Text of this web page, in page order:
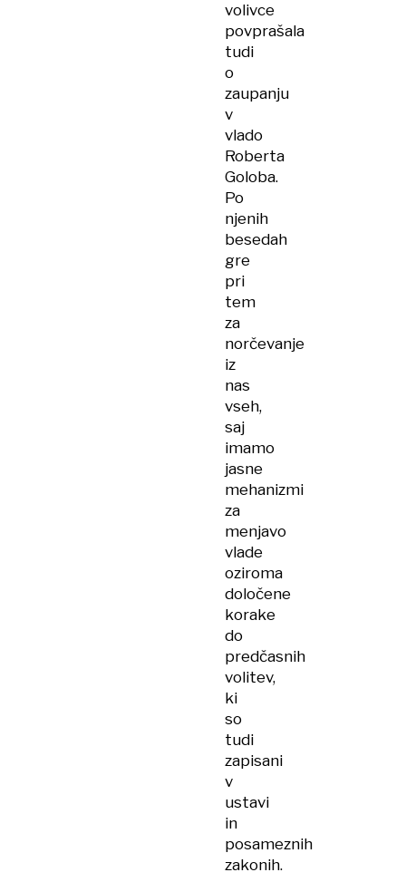
volivce
povprašala
tudi
o
zaupanju
v
vlado
Roberta
Goloba.
Po
njenih
besedah
gre
pri
tem
za
norčevanje
iz
nas
vseh,
saj
imamo
jasne
mehanizmi
za
menjavo
vlade
oziroma
določene
korake
do
predčasnih
volitev,
ki
so
tudi
zapisani
v
ustavi
in
posameznih
zakonih.